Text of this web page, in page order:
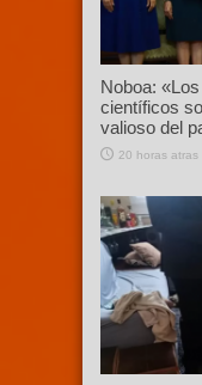
Noboa:
científicos
valioso del
20 horas atras